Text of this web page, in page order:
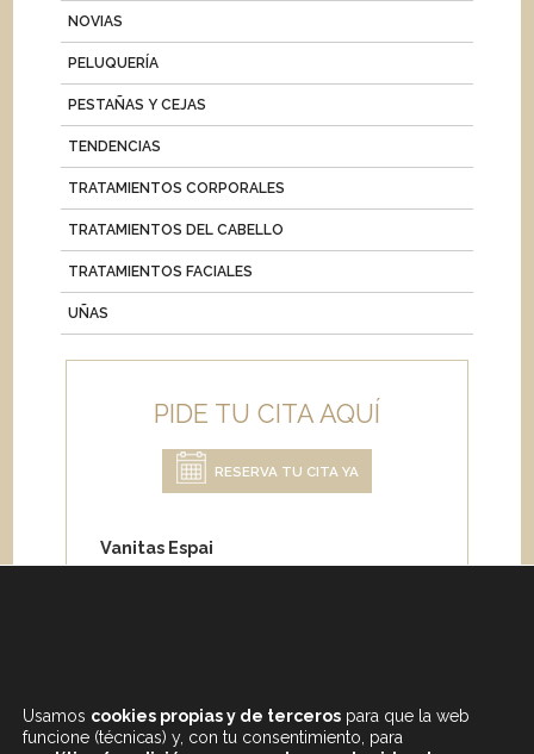
NOVIAS
PELUQUERÍA
PESTAÑAS Y CEJAS
TENDENCIAS
TRATAMIENTOS CORPORALES
TRATAMIENTOS DEL CABELLO
TRATAMIENTOS FACIALES
UÑAS
PIDE TU CITA AQUÍ
RESERVA TU CITA YA
Vanitas Espai
Carrer de Paris 204
Usamos cookies propias y de terceros para que la web
funcione (técnicas) y, con tu consentimiento, para